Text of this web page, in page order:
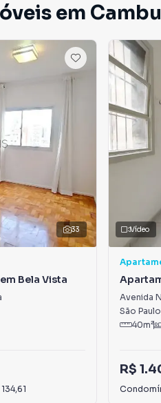
em
33
Bela Vista
Vídeo
Avenida
São Paulo
40m²
R$